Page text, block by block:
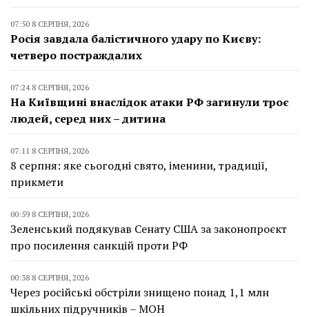
07:50 8 СЕРПНЯ, 2026
Росія завдала балістичного удару по Києву:
четверо постраждалих
07:24 8 СЕРПНЯ, 2026
На Київщині внаслідок атаки РФ загинули троє
людей, серед них – дитина
07:11 8 СЕРПНЯ, 2026
8 серпня: яке сьогодні свято, іменини, традиції,
прикмети
00:59 8 СЕРПНЯ, 2026
Зеленський подякував Сенату США за законопроєкт
про посилення санкцій проти РФ
00:38 8 СЕРПНЯ, 2026
Через російські обстріли знищено понад 1,1 млн
шкільних підручників – МОН